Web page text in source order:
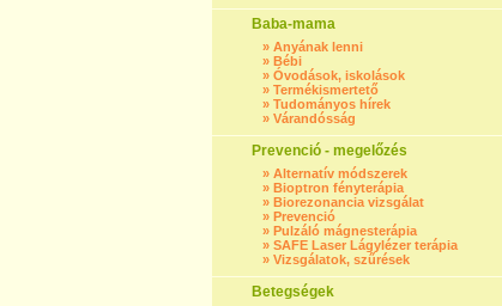
Baba-mama
» Anyának lenni
» Bébi
» Óvodások, iskolások
» Termékismertető
» Tudományos hírek
» Várandósság
Prevenció - megelőzés
» Alternatív módszerek
» Bioptron fényterápia
» Biorezonancia vizsgálat
» Prevenció
» Pulzáló mágnesterápia
» SAFE Laser Lágylézer terápia
» Vizsgálatok, szűrések
Betegségek